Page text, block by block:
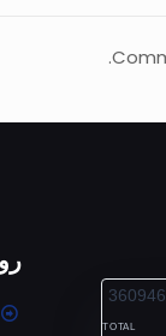
TOTAL